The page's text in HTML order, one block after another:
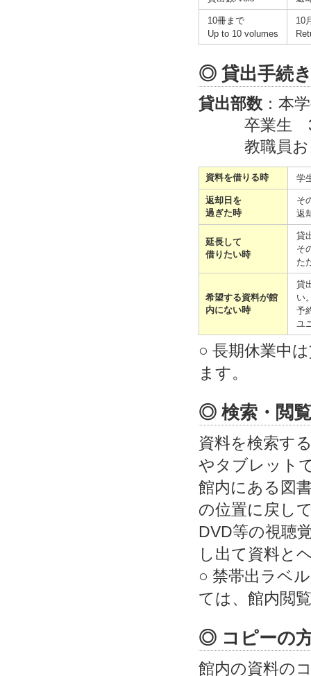
10冊まで
Up to 10 volumes
10
◎ 貸出手続
貸出部数 ：本
卒業生
教職員
資料を借りる時 学
返却日を
過ぎた時
そ
返
延長して
借りたい時
貸
そ
た
希望する資料が館
内にない時
貸
い
予
ユ
○ 長期休業中
ます。
◎ 検索・閲
資料を検索す
やタブレット
館内にある図
の位置に戻し
DVD等の視聴
し出て資料と
○ 禁帯出ラベ
ては、館内閲
◎ コピーの
館内の資料の